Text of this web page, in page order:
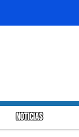
NOTICIAS